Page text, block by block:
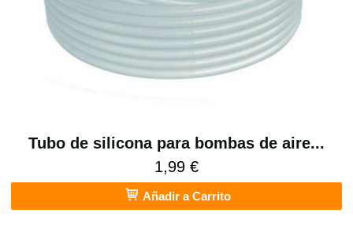
Tubo de silicona para bombas de aire...
1,99 €
Añadir a Carrito